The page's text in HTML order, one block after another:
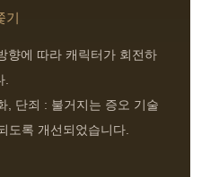
기
향에 따라 캐릭터가 회전하
, 단죄 : 불거지는 증오 기술
도록 개선되었습니다.